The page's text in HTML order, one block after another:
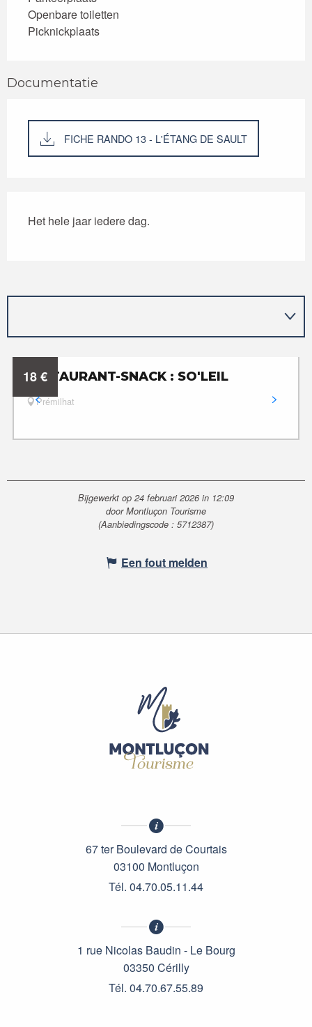
Openbare toiletten
Picknickplaats
Documentatie
FICHE RANDO 13 - L'ÉTANG DE SAULT
Het hele jaar iedere dag.
18€
RESTAURANT-SNACK : SO'LEIL
Prémilhat
Bijgewerkt op 24 februari 2026 in 12:09
door Montluçon Tourisme
(Aanbiedingscode : 5712387)
Een fout melden
67 ter Boulevard de Courtais
03100 Montluçon
Tél. 04.70.05.11.44
1 rue Nicolas Baudin - Le Bourg
03350 Cérilly
Tél. 04.70.67.55.89